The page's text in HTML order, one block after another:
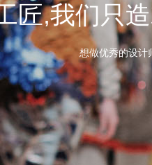
匠,我们只
想做优秀的设计